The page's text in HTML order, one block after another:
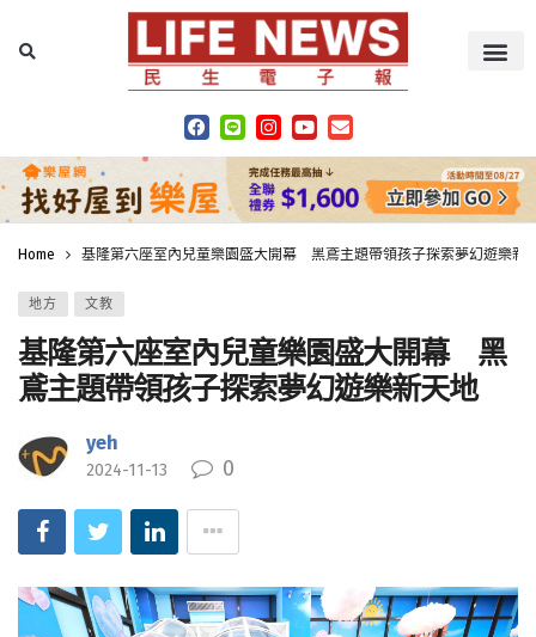
Home 基隆第六座室內兒童樂園盛大開幕 黑鳶主題帶領孩子探索夢幻遊樂新
地方 文教
基隆第六座室內兒童樂園盛大開幕 黑
鳶主題帶領孩子探索夢幻遊樂新天地
yeh
2024-11-13 0